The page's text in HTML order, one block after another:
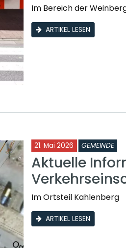
Im Bereich der
ARTIKEL LESEN
21. Mai 2026 GEMEINDE
Aktuelle
Im Ortsteil Kahlenberg
ARTIKEL LESEN